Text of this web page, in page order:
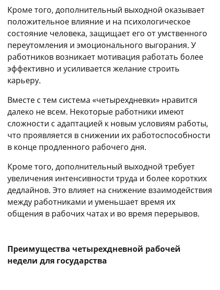
Кроме того, дополнительный выходной оказывает
положительное влияние и на психологическое
состояние человека, защищает его от умственного
переутомления и эмоционального выгорания. У
работников возникает мотивация работать более
эффективно и усиливается желание строить
карьеру.
Вместе с тем система «четырехдневки» нравится
далеко не всем. Некоторые работники имеют
сложности с адаптацией к новым условиям работы,
что проявляется в снижении их работоспособности
в конце продленного рабочего дня.
Кроме того, дополнительный выходной требует
увеличения интенсивности труда и более коротких
дедлайнов. Это влияет на снижение взаимодействия
между работниками и уменьшает время их
общения в рабочих чатах и во время перерывов.
Преимущества четырехдневной рабочей
недели для государства